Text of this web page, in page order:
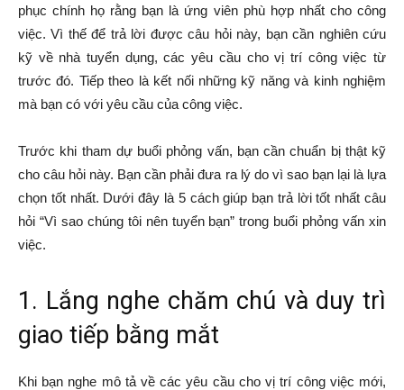
phục chính họ rằng bạn là ứng viên phù hợp nhất cho công
việc. Vì thế để trả lời được câu hỏi này, bạn cần nghiên cứu
kỹ về nhà tuyển dụng, các yêu cầu cho vị trí công việc từ
trước đó. Tiếp theo là kết nối những kỹ năng và kinh nghiệm
mà bạn có với yêu cầu của công việc.
Trước khi tham dự buổi phỏng vấn, bạn cần chuẩn bị thật kỹ
cho câu hỏi này. Bạn cần phải đưa ra lý do vì sao bạn lại là lựa
chọn tốt nhất. Dưới đây là 5 cách giúp bạn trả lời tốt nhất câu
hỏi “Vì sao chúng tôi nên tuyển bạn” trong buổi phỏng vấn xin
việc.
1. Lắng nghe chăm chú và duy trì
giao tiếp bằng mắt
Khi bạn nghe mô tả về các yêu cầu cho vị trí công việc mới,